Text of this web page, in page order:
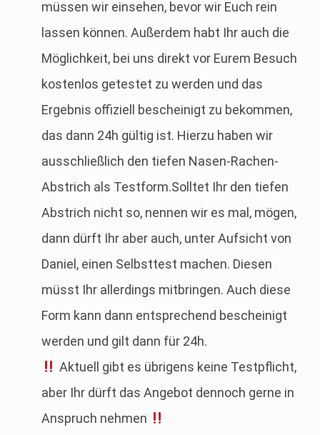
müssen wir einsehen, bevor wir Euch rein
lassen können. Außerdem habt Ihr auch die
Möglichkeit, bei uns direkt vor Eurem Besuch
kostenlos getestet zu werden und das
Ergebnis offiziell bescheinigt zu bekommen,
das dann 24h gültig ist. Hierzu haben wir
ausschließlich den tiefen Nasen-Rachen-
Abstrich als Testform.Solltet Ihr den tiefen
Abstrich nicht so, nennen wir es mal, mögen,
dann dürft Ihr aber auch, unter Aufsicht von
Daniel, einen Selbsttest machen. Diesen
müsst Ihr allerdings mitbringen. Auch diese
Form kann dann entsprechend bescheinigt
werden und gilt dann für 24h.
Aktuell gibt es übrigens keine Testpflicht,
aber Ihr dürft das Angebot dennoch gerne in
Anspruch nehmen